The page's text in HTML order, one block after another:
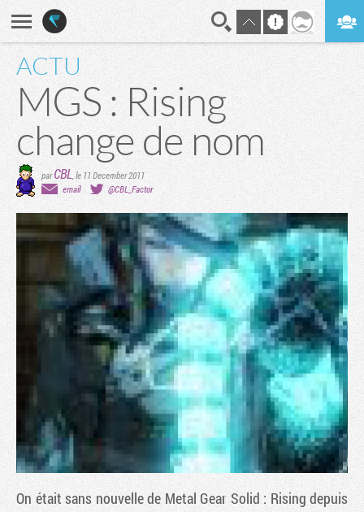
ACTU
MGS : Rising
change de nom
parCBL le 11 December 2011
email
@CBL_Factor
On était sans nouvelle de Metal Gear Solid : Rising depuis